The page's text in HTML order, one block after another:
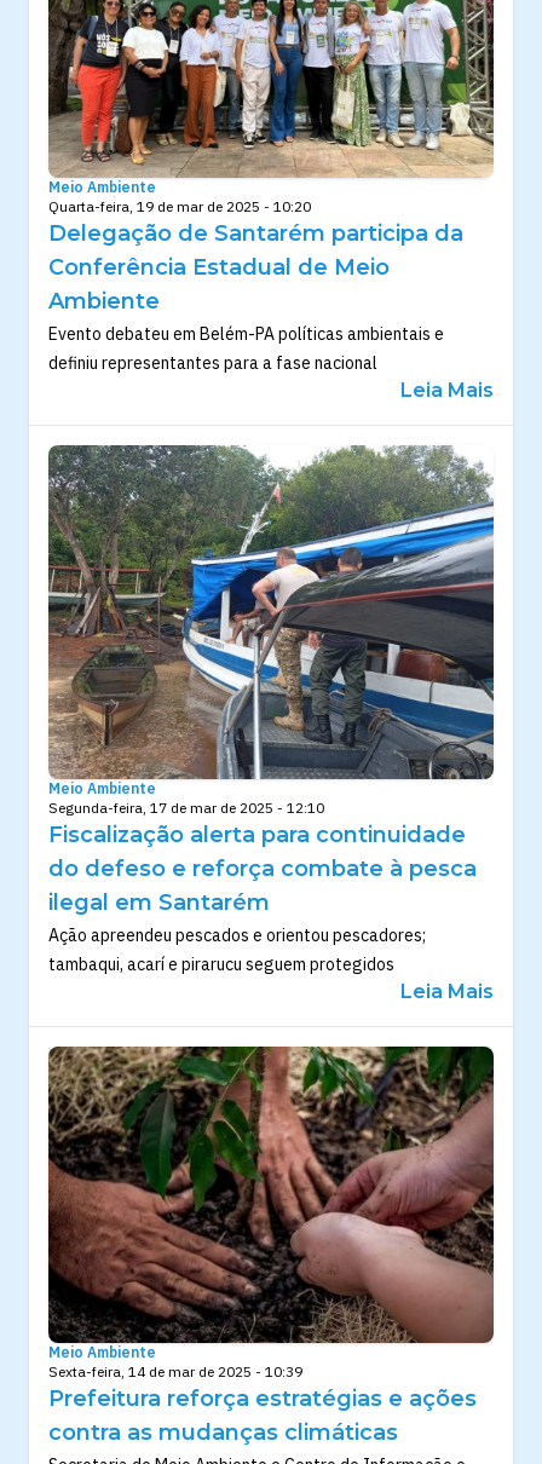
Meio Ambiente
Quarta-feira, 19 de mar de 2025 - 10:20
Delegação de Santarém participa da
Conferência Estadual de Meio
Ambiente
Evento debateu em Belém-PA políticas ambientais e
definiu representantes para a fase nacional
Leia Mais
Meio Ambiente
Segunda-feira, 17 de mar de 2025 - 12:10
Fiscalização alerta para continuidade
do defeso e reforça combate à pesca
ilegal em Santarém
Ação apreendeu pescados e orientou pescadores;
tambaqui, acarí e pirarucu seguem protegidos
Leia Mais
Meio Ambiente
Sexta-feira, 14 de mar de 2025 - 10:39
Prefeitura reforça estratégias e ações
contra as mudanças climáticas